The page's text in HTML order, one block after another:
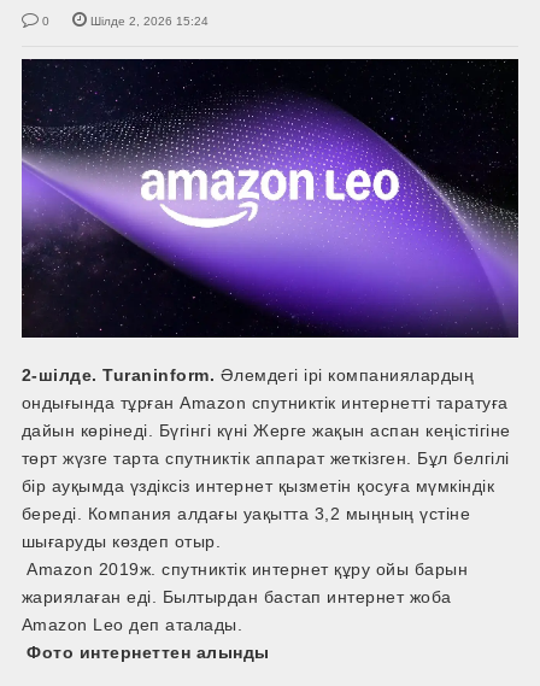
0 Шілде 2, 2026 15:24
2-шілде. Turaninform. Әлемдегі ірі компаниялардың
ондығында тұрған Amazon спутниктік интернетті таратуға
дайын көрінеді. Бүгінгі күні Жерге жақын аспан кеңістігіне
төрт жүзге тарта спутниктік аппарат жеткізген. Бұл белгілі
бір ауқымда үздіксіз интернет қызметін қосуға мүмкіндік
береді. Компания алдағы уақытта 3,2 мыңның үстіне
шығаруды көздеп отыр.
Amazon 2019ж. спутниктік интернет құру ойы барын
жариялаған еді. Былтырдан бастап интернет жоба
Amazon Leo деп аталады.
Фото интернеттен алынды